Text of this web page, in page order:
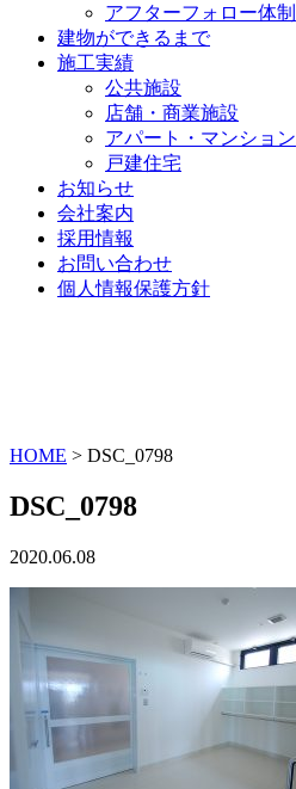
アフターフォロー体制
建物ができるまで
施工実績
公共施設
店舗・商業施設
アパート・マンション
戸建住宅
お知らせ
会社案内
採用情報
お問い合わせ
個人情報保護方針
HOME > DSC_0798
DSC_0798
2020.06.08